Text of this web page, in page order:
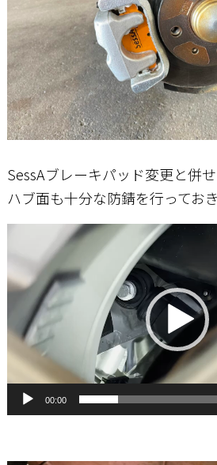
SessAブレーキパッド変更と併
ハブ面も十分な防錆を行っておき
プ
ー
ヤ
00:00